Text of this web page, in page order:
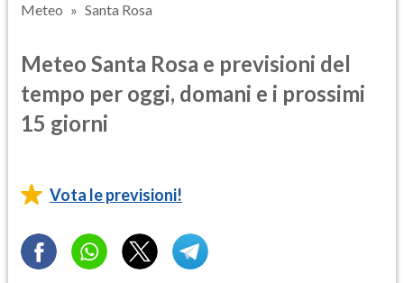
Meteo Santa Rosa
Meteo Santa Rosa e previsioni del
tempo per oggi, domani e i prossimi
15 giorni
Vota le previsioni!